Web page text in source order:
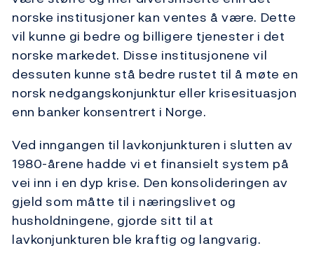
norske institusjoner kan ventes å være. Dette
vil kunne gi bedre og billigere tjenester i det
norske markedet. Disse institusjonene vil
dessuten kunne stå bedre rustet til å møte en
norsk nedgangskonjunktur eller krisesituasjon
enn banker konsentrert i Norge.
Ved inngangen til lavkonjunkturen i slutten av
1980-årene hadde vi et finansielt system på
vei inn i en dyp krise. Den konsolideringen av
gjeld som måtte til i næringslivet og
husholdningene, gjorde sitt til at
lavkonjunkturen ble kraftig og langvarig.